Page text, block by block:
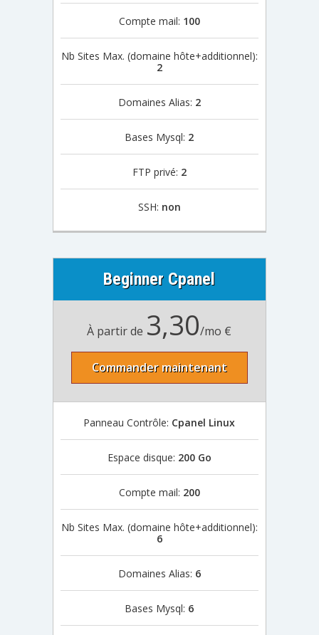
Compte mail: 100
Nb Sites Max. (domaine hôte+additionnel):
2
Domaines Alias: 2
Bases Mysql: 2
FTP privé: 2
SSH: non
Beginner Cpanel
À partir de 3,30/mo €
Commander maintenant
Panneau Contrôle: Cpanel Linux
Espace disque: 200 Go
Compte mail: 200
Nb Sites Max. (domaine hôte+additionnel):
6
Domaines Alias: 6
Bases Mysql: 6